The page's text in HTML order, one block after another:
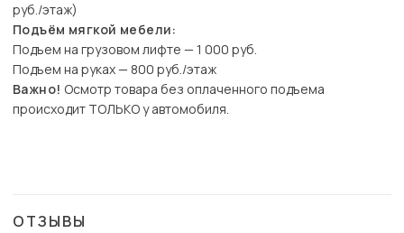
руб./этаж)
Подъём мягкой мебели:
Подъем на грузовом лифте — 1 000 руб.
Подъем на руках — 800 руб./этаж
Важно! Осмотр товара без оплаченного подъема
происходит ТОЛЬКО у автомобиля.
ОТЗЫВЫ